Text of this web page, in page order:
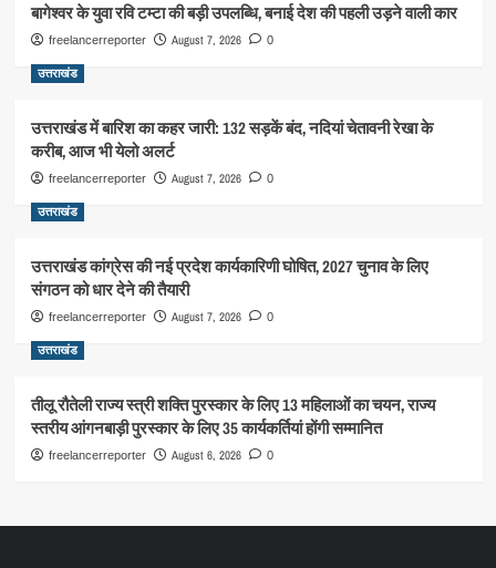
बागेश्वर के युवा रवि टम्टा की बड़ी उपलब्धि, बनाई देश की पहली उड़ने वाली कार
freelancerreporter August 7, 2026 0
उत्तराखंड
उत्तराखंड में बारिश का कहर जारी: 132 सड़कें बंद, नदियां चेतावनी रेखा के
करीब, आज भी येलो अलर्ट
freelancerreporter August 7, 2026 0
उत्तराखंड
उत्तराखंड कांग्रेस की नई प्रदेश कार्यकारिणी घोषित, 2027 चुनाव के लिए
संगठन को धार देने की तैयारी
freelancerreporter August 7, 2026 0
उत्तराखंड
तीलू रौतेली राज्य स्त्री शक्ति पुरस्कार के लिए 13 महिलाओं का चयन, राज्य
स्तरीय आंगनबाड़ी पुरस्कार के लिए 35 कार्यकर्तियां होंगी सम्मानित
freelancerreporter August 6, 2026 0